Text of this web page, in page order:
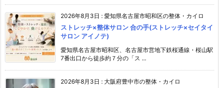
2026年8月3日 : 愛知県名古屋市昭和区の整体・カイロ
ストレッチ×整体サロン 合の手(ストレッチ×セイタイ
サロン アイノテ)
愛知県名古屋市昭和区、名古屋市営地下鉄桜通線・桜山駅
7番出口から徒歩約７分の「ス ...
2026年8月3日 : 大阪府豊中市の整体・カイロ